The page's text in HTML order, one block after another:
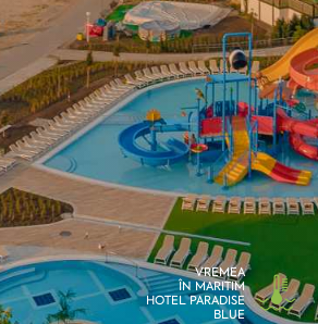
VREMEA
ÎN MARITIM
HOTEL PARADISE
BLUE